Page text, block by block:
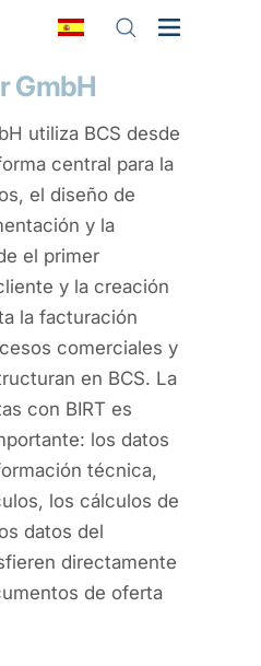
GmbH
utiliza BCS desde
central para la
el diseño de
y la
el primer
y la creación
la facturación
comerciales y
en BCS. La
con BIRT es
los datos
técnica,
los cálculos de
datos del
directamente
de oferta